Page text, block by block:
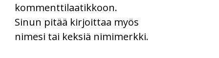
kommenttilaatikkoon.
Sinun pitää kirjoittaa myös
nimesi tai keksiä nimimerkki.